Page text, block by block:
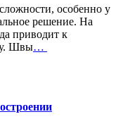
особенно у
решение. На
приводит к
Швы…